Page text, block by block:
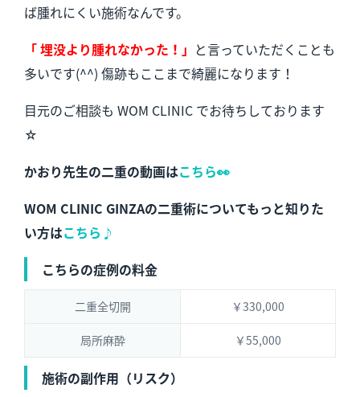
ば腫れにくい施術なんです。
「 埋没より腫れなかった！」 と言っていただくことも
多いです(^^) 傷跡もここまで綺麗になります！
目元のご相談も WOM CLINIC でお待ちしております
☆
かおり先生の二重の動画はこちら👀
WOM CLINIC GINZAの二重術についてもっと知りた
い方はこちら♪
こちらの症例の料金
二重全切開 ￥330,000
局所麻酔 ￥55,000
施術の副作用（リスク）